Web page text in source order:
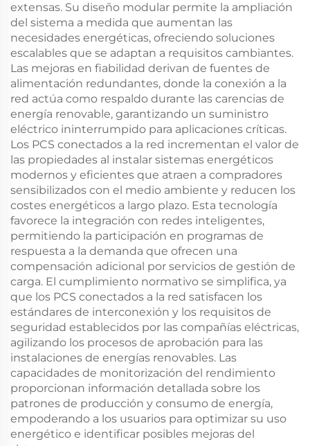
extensas. Su diseño modular permite la ampliación
del sistema a medida que aumentan las
necesidades energéticas, ofreciendo soluciones
escalables que se adaptan a requisitos cambiantes.
Las mejoras en fiabilidad derivan de fuentes de
alimentación redundantes, donde la conexión a la
red actúa como respaldo durante las carencias de
energía renovable, garantizando un suministro
eléctrico ininterrumpido para aplicaciones críticas.
Los PCS conectados a la red incrementan el valor de
las propiedades al instalar sistemas energéticos
modernos y eficientes que atraen a compradores
sensibilizados con el medio ambiente y reducen los
costes energéticos a largo plazo. Esta tecnología
favorece la integración con redes inteligentes,
permitiendo la participación en programas de
respuesta a la demanda que ofrecen una
compensación adicional por servicios de gestión de
carga. El cumplimiento normativo se simplifica, ya
que los PCS conectados a la red satisfacen los
estándares de interconexión y los requisitos de
seguridad establecidos por las compañías eléctricas,
agilizando los procesos de aprobación para las
instalaciones de energías renovables. Las
capacidades de monitorización del rendimiento
proporcionan información detallada sobre los
patrones de producción y consumo de energía,
empoderando a los usuarios para optimizar su uso
energético e identificar posibles mejoras del